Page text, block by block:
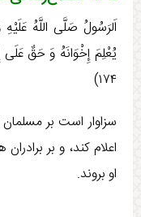
اَلرَسُولُ صَلَّی اللَّهُ
۱۷۴)
سزاوار است بر
اعلام کند، و بر
او بروند.